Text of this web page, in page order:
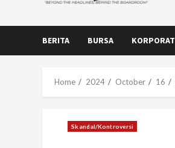
BERITA BURSA KORPORAT
Home 2024 October 16
Skandal/Kontroversi